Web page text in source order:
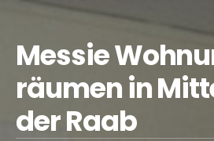
Messie
räumen in
der Raab